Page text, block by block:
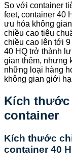
So với container
feet, container 40
ưu hóa không
chiều cao tiêu
chiều cao lên tới
40 HQ trở thành
gian thêm, nhưng
những loại hàng
không gian giới
Kích thước
container
Kích thước
container 40